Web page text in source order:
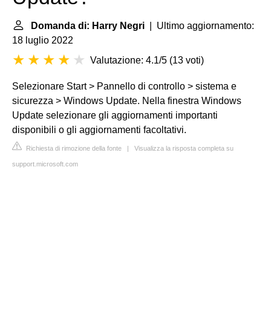
Domanda di: Harry Negri | Ultimo aggiornamento:
18 luglio 2022
Valutazione: 4.1/5 (13 voti)
Selezionare Start > Pannello di controllo > sistema e
sicurezza > Windows Update. Nella finestra Windows
Update selezionare gli aggiornamenti importanti
disponibili o gli aggiornamenti facoltativi.
Richiesta di rimozione della fonte | Visualizza la risposta completa su
support.microsoft.com